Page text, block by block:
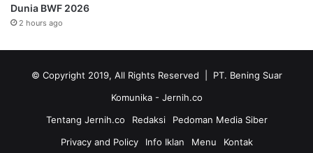
Dunia BWF 2026
2 hours ago
© Copyright 2019, All Rights Reserved | PT. Bening Suar
Komunika - Jernih.co
Tentang Jernih.co
Redaksi
Pedoman Media Siber
Privacy and Policy
Info Iklan Menu Kontak